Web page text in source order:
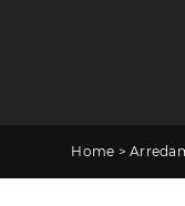
Home >